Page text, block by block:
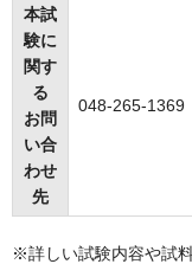
本試
験に
関す
る
お問
い合
わせ
先
048-265-1369
※詳しい試験内容や試